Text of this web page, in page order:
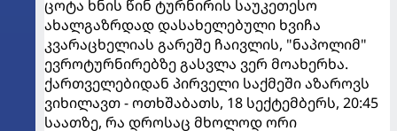
ცოტა ხნის წინ ტურნირის საუკეთესო
ახალგაზრდად დასახელებული ხვიჩა
კვარაცხელიას გარეშე ჩაივლის, "ნაპოლიმ"
ევროტურნირებზე გასვლა ვერ მოახერხა.
ქართველებიდან პირველი საქმეში აზაროვს
ვიხილავთ - ოთხშაბათს, 18 სექტემბერს, 20:45
საათზე, რა დროსაც მხოლოდ ორი